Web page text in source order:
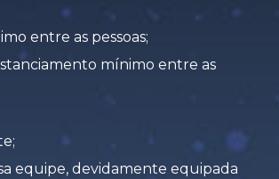
entre as pessoas;
mínimo entre as
equipe, devidamente equipada